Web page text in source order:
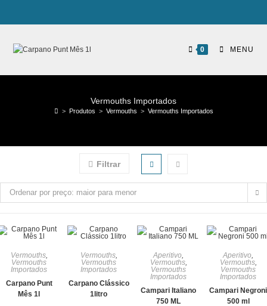
0 MENU
Vermouths Importados
> Produtos > Vermouths > Vermouths Importados
Filtrar
Ordenar por preço: maior para menor
Vermouths,
Vermouths
Importados
Carpano Punt
Mês 1l
Vermouths,
Vermouths
Importados
Carpano Clássico
1litro
Aperitivo,
Vermouths,
Vermouths
Importados
Campari Italiano
750 ML
Aperitivo,
Vermouths,
Vermouths
Importados
Campari Negroni
500 ml